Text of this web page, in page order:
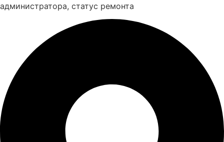
администратора, статус ремонта